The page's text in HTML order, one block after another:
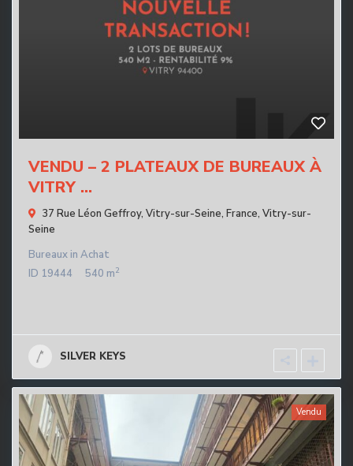
VENDU – 2 PLATEAUX DE BUREAUX À
VITRY ...
37 Rue Léon Geffroy, Vitry-sur-Seine, France, Vitry-sur-
Seine
Bureaux in Achat
ID 19444 540 m2
SILVER KEYS
Vendu